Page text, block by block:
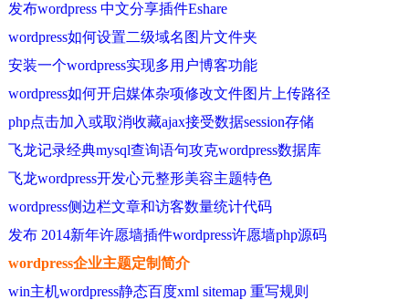
发布wordpress 中文分享插件Eshare
wordpress如何设置二级域名图片文件夹
安装一个wordpress实现多用户博客功能
wordpress如何开启媒体杂项修改文件图片上传路径
php点击加入或取消收藏ajax接受数据session存储
飞龙记录经典mysql查询语句攻克wordpress数据库
飞龙wordpress开发心元整形美容主题特色
wordpress侧边栏文章和访客数量统计代码
发布 2014新年许愿墙插件wordpress许愿墙php源码
wordpress企业主题定制简介
win主机wordpress静态百度xml sitemap 重写规则